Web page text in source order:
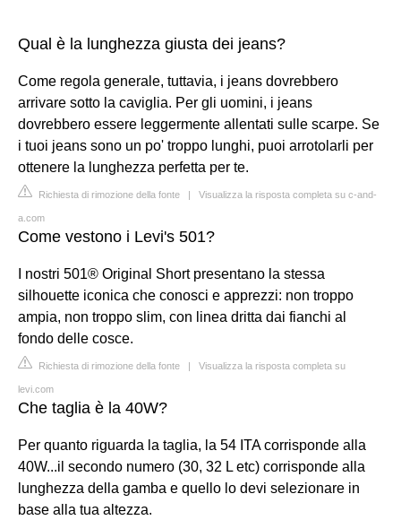
Qual è la lunghezza giusta dei jeans?
Come regola generale, tuttavia, i jeans dovrebbero
arrivare sotto la caviglia. Per gli uomini, i jeans
dovrebbero essere leggermente allentati sulle scarpe. Se
i tuoi jeans sono un po' troppo lunghi, puoi arrotolarli per
ottenere la lunghezza perfetta per te.
Richiesta di rimozione della fonte | Visualizza la risposta completa su c-and-
a.com
Come vestono i Levi's 501?
I nostri 501® Original Short presentano la stessa
silhouette iconica che conosci e apprezzi: non troppo
ampia, non troppo slim, con linea dritta dai fianchi al
fondo delle cosce.
Richiesta di rimozione della fonte | Visualizza la risposta completa su
levi.com
Che taglia è la 40W?
Per quanto riguarda la taglia, la 54 ITA corrisponde alla
40W...il secondo numero (30, 32 L etc) corrisponde alla
lunghezza della gamba e quello lo devi selezionare in
base alla tua altezza.